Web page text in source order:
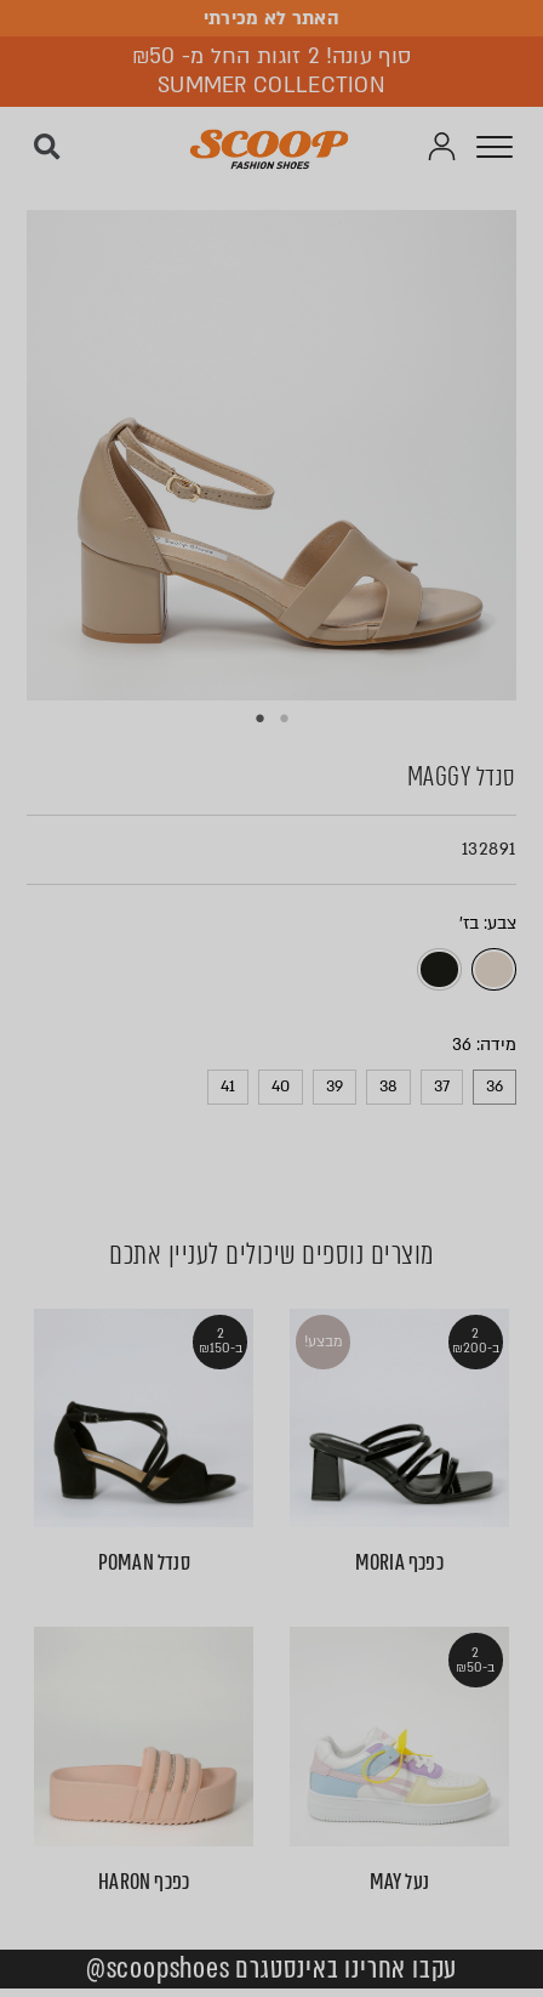
האתר לא מכירתי
האתר לא מכירתי
סוף עונה! 2 זוגות החל מ- ₪50
SUMMER COLLECTION
סנדל MAGGY
132891
צבע
מידה
36
37
38
39
40
41
מוצרים נוספים שיכולים לעניין אתכם
2
ב-₪200
מבצע!
כפכף MORIA
2
ב-₪150
סנדל POMAN
2
ב-₪50
נעל MAY כפכף HARON
עקבו אחרינו באינסטגרם scoopshoes@